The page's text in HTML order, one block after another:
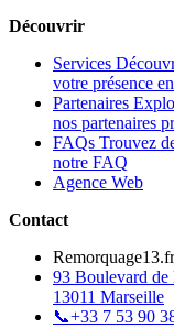
Découvrir
Services
votre présence
Partenaires
nos partenaires
FAQs Trouvez
notre FAQ
Agence Web
Contact
Remorquage13.fr
93 Boulevard de
13011 Marseille
📞+33 7 53 90